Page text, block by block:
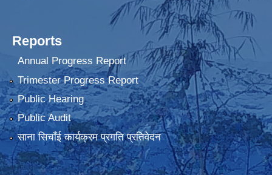
Reports
Annual Progress Report
Trimester Progress Report
Public Hearing
Public Audit
साना सिचाँई कार्यक्रम प्रगति प्रतिवेदन